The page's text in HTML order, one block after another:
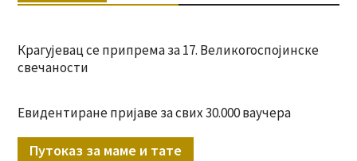
Крагујевац се припрема за 17. Великогоспојинске
свечаности
Евидентиране пријаве за свих 30.000 ваучера
Путоказ за маме и тате